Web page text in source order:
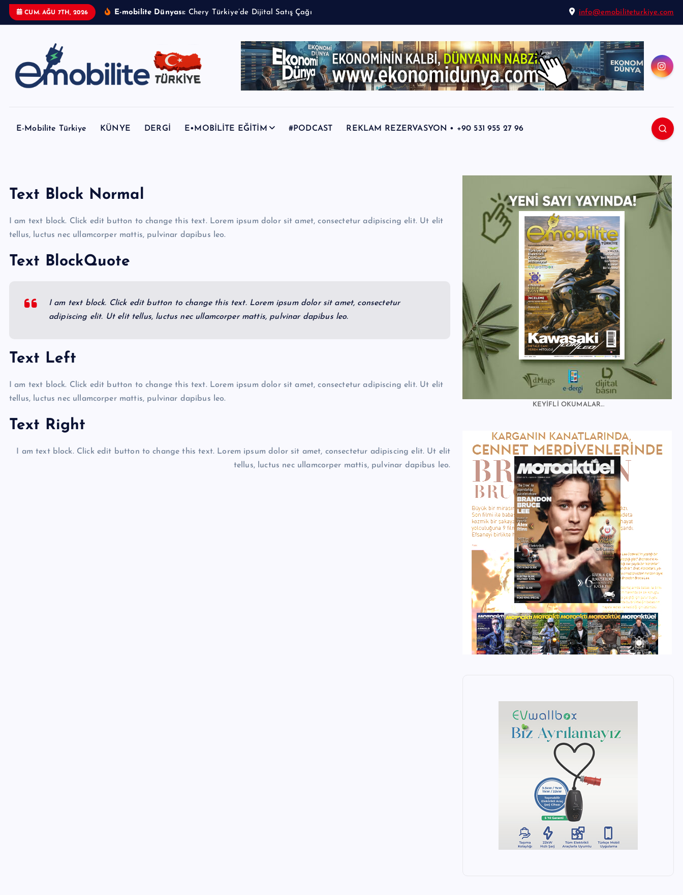
CUM. AĞU 7TH, 2026 E-mobilite Dünyası: info@emobiliteturkiye.com
E-Mobilite Türkiye KÜNYE DERGİ E•MOBİLİTE EĞİTİM #PODCAST REKLAM REZERVASYON • +90 531 955 27 96
Text Block Normal
I am text block. Click edit button to change this text. Lorem ipsum dolor sit amet, consectetur adipiscing elit. Ut elit
tellus, luctus nec ullamcorper mattis, pulvinar dapibus leo.
Text BlockQuote
I am text block. Click edit button to change this text. Lorem ipsum dolor sit amet, consectetur
adipiscing elit. Ut elit tellus, luctus nec ullamcorper mattis, pulvinar dapibus leo.
Text Left
I am text block. Click edit button to change this text. Lorem ipsum dolor sit amet, consectetur adipiscing elit. Ut elit
tellus, luctus nec ullamcorper mattis, pulvinar dapibus leo.
Text Right
I am text block. Click edit button to change this text. Lorem ipsum dolor sit amet, consectetur adipiscing elit. Ut elit
tellus, luctus nec ullamcorper mattis, pulvinar dapibus leo.
KEYİFLİ OKUMALAR...